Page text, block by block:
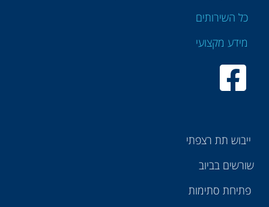
ייבוש תת רצפתי
שורשים בביוב
פתיחת סתימות
כל השירותים
מידע מקצועי